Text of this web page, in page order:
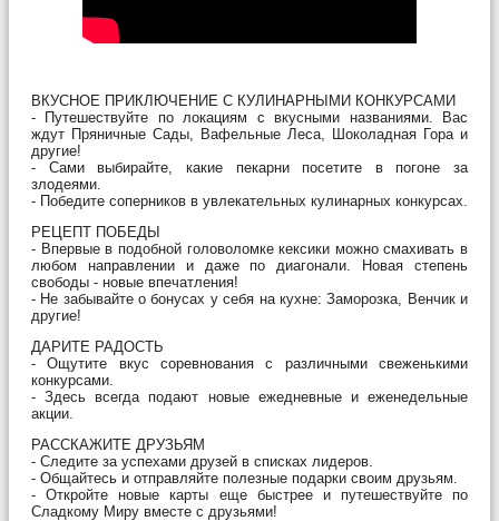
ВКУСНОЕ ПРИКЛЮЧЕНИЕ С КУЛИНАРНЫМИ КОНКУРСАМИ
- Путешествуйте по локациям с вкусными названиями. Вас
ждут Пряничные Сады, Вафельные Леса, Шоколадная Гора и
другие!
- Сами выбирайте, какие пекарни посетите в погоне за
злодеями.
- Победите соперников в увлекательных кулинарных конкурсах.
РЕЦЕПТ ПОБЕДЫ
- Впервые в подобной головоломке кексики можно смахивать в
любом направлении и даже по диагонали. Новая степень
свободы - новые впечатления!
- Не забывайте о бонусах у себя на кухне: Заморозка, Венчик и
другие!
ДАРИТЕ РАДОСТЬ
- Ощутите вкус соревнования с различными свеженькими
конкурсами.
- Здесь всегда подают новые ежедневные и еженедельные
акции.
РАССКАЖИТЕ ДРУЗЬЯМ
- Следите за успехами друзей в списках лидеров.
- Общайтесь и отправляйте полезные подарки своим друзьям.
- Откройте новые карты еще быстрее и путешествуйте по
Сладкому Миру вместе с друзьями!